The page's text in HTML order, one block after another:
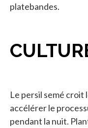
platebandes.
Le persil semé croit
accélérer le
pendant la nuit.